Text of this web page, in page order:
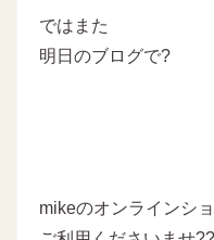
ではまた
明日のブログで?
mikeのオンラインシ